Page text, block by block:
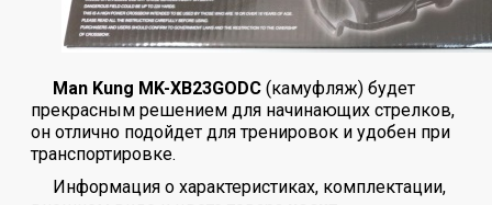
Man Kung MK-XB23GODC (камуфляж) будет
прекрасным решением для начинающих стрелков,
он отлично подойдет для тренировок и удобен при
транспортировке.
Информация о характеристиках, комплектации,